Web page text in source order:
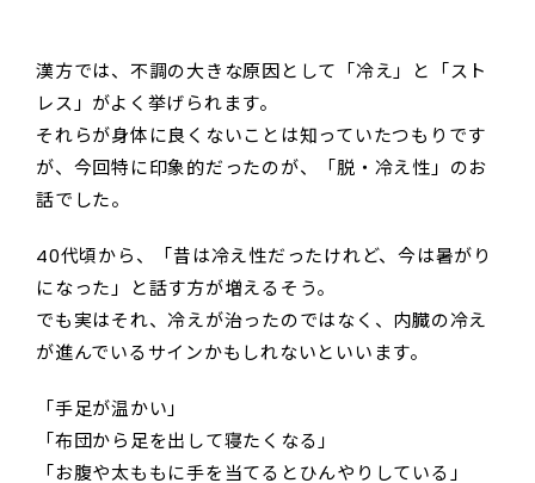
漢方では、不調の大きな原因として「冷え」と「スト
レス」がよく挙げられます。
それらが身体に良くないことは知っていたつもりです
が、今回特に印象的だったのが、「脱・冷え性」のお
話でした。
40代頃から、「昔は冷え性だったけれど、今は暑がり
になった」と話す方が増えるそう。
でも実はそれ、冷えが治ったのではなく、内臓の冷え
が進んでいるサインかもしれないといいます。
「手足が温かい」
「布団から足を出して寝たくなる」
「お腹や太ももに手を当てるとひんやりしている」